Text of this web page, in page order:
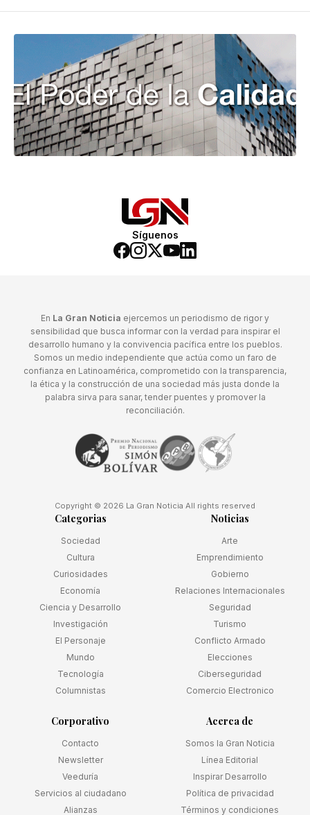
Síguenos
En La Gran Noticia ejercemos un periodismo de rigor y
sensibilidad que busca informar con la verdad para inspirar el
desarrollo humano y la convivencia pacífica entre los pueblos.
Somos un medio independiente que actúa como un faro de
confianza en Latinoamérica, comprometido con la transparencia,
la ética y la construcción de una sociedad más justa donde la
palabra sirva para sanar, tender puentes y promover la
reconciliación.
Copyright © 2026 La Gran Noticia All rights reserved
Categorias
Sociedad
Cultura
Curiosidades
Economía
Ciencia y Desarrollo
Investigación
El Personaje
Mundo
Tecnología
Columnistas
Noticias
Arte
Emprendimiento
Gobierno
Relaciones Internacionales
Seguridad
Turismo
Conflicto Armado
Elecciones
Ciberseguridad
Comercio Electronico
Corporativo
Contacto
Newsletter
Veeduría
Servicios al ciudadano
Alianzas
Acerca de
Somos la Gran Noticia
Línea Editorial
Inspirar Desarrollo
Política de privacidad
Términos y condiciones